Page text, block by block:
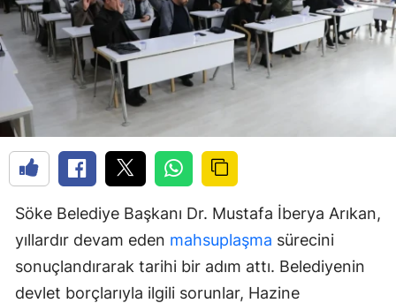
Söke Belediye Başkanı Dr. Mustafa İberya Arıkan,
yıllardır devam eden mahsuplaşma sürecini
sonuçlandırarak tarihi bir adım attı. Belediyenin
devlet borçlarıyla ilgili sorunlar, Hazine